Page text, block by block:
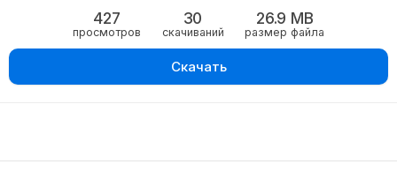
427
просмотров
30
скачиваний
26.9 MB
размер файла
Скачать